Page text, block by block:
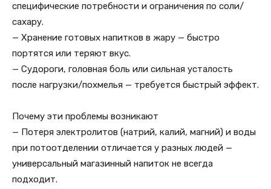
специфические потребности и ограничения по соли/
сахару.
— Хранение готовых напитков в жару — быстро
портятся или теряют вкус.
— Судороги, головная боль или сильная усталость
после нагрузки/похмелья — требуется быстрый эффект.
Почему эти проблемы возникают
— Потеря электролитов (натрий, калий, магний) и воды
при потоотделении отличается у разных людей —
универсальный магазинный напиток не всегда
подходит.